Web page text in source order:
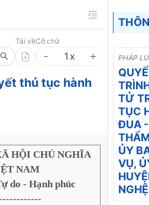
Tải vềCỡ chữ
1 x
thủ tục hành
HỘI CHỦ NGHĨA
NAM
do - Hạnh phúc
PHÁP
TỬ
TỤC
ĐUA -
ỦY
VỤ,